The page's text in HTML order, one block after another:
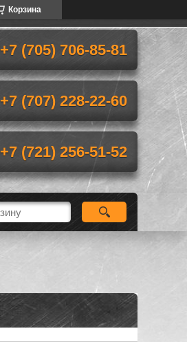
Корзина
+7 (705) 706-85-81
+7 (707) 228-22-60
+7 (721) 256-51-52